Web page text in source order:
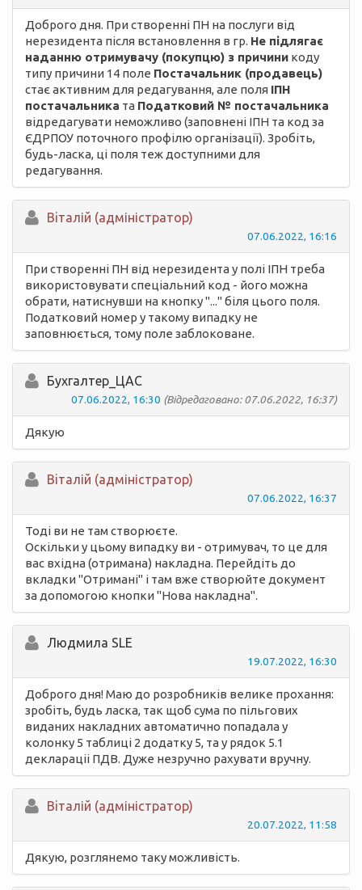
Доброго дня. При створенні ПН на послуги від
нерезидента після встановлення в гр. Не підлягає
наданню отримувачу (покупцю) з причини коду
типу причини 14 поле Постачальник (продавець)
стає активним для редагування, але поля ІПН
постачальника та Податковий № постачальника
відредагувати неможливо (заповнені ІПН та код за
ЄДРПОУ поточного профілю організації). Зробіть,
будь-ласка, ці поля теж доступними для
редагування.
Вiталій (адміністратор)
07.06.2022, 16:16
При створенні ПН від нерезидента у полі ІПН треба
використовувати спеціальний код - його можна
обрати, натиснувши на кнопку "..." біля цього поля.
Податковий номер у такому випадку не
заповнюється, тому поле заблоковане.
Бухгалтер_ЦАС
07.06.2022, 16:30 (Відредаговано: 07.06.2022, 16:37)
Дякую
Вiталій (адміністратор)
07.06.2022, 16:37
Тоді ви не там створюєте.
Оскільки у цьому випадку ви - отримувач, то це для
вас вхідна (отримана) накладна. Перейдіть до
вкладки "Отримані" і там вже створюйте документ
за допомогою кнопки "Нова накладна".
Людмила SLE
19.07.2022, 16:30
Доброго дня! Маю до розробників велике прохання:
зробіть, будь ласка, так щоб сума по пільгових
виданих накладних автоматично попадала у
колонку 5 таблиці 2 додатку 5, та у рядок 5.1
деклараціі ПДВ. Дуже незручно рахувати вручну.
Вiталій (адміністратор)
20.07.2022, 11:58
Дякую, розглянемо таку можливість.